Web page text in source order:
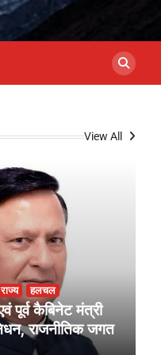
View All
राज्य हलचल
पूर्व कैबिनेट मंत्री
राजनीतिक जगत